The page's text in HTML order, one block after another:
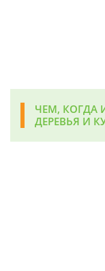
ЧЕМ, КОГДА
ДЕРЕВЬЯ И